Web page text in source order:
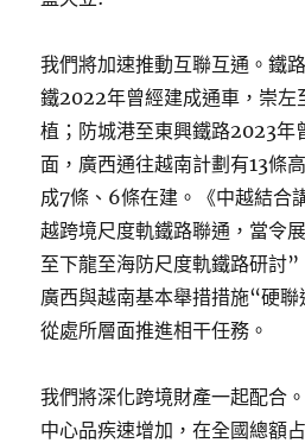
我們將加速推動互聯互通。鐵
鐵2022年曾經建成通車，崇左
植；防城港至東興鐵路2023年
面，廣西通往越南計劃有13條
成7條、6條在建。《中越結合
越跨境尺度軌鐵路聯通，當令
至下龍至海防尺度軌鐵路研討
廣西與越南基本舉措措施“硬
從處所層面推進相干任務。
我們將深化跨境財產一起配合
中心品疾速增加，在全國總額